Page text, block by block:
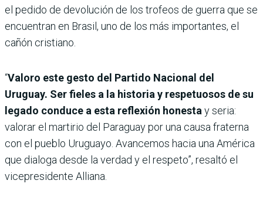
el pedido de devolución de los trofeos de guerra que se
encuentran en Brasil, uno de los más importantes, el
cañón cristiano.
“Valoro este gesto del Partido Nacional del
Uruguay. Ser fieles a la historia y respetuosos de su
legado conduce a esta reflexión honesta y seria:
valorar el martirio del Paraguay por una causa fraterna
con el pueblo Uruguayo. Avancemos hacia una América
que dialoga desde la verdad y el respeto”, resaltó el
vicepresidente Alliana.